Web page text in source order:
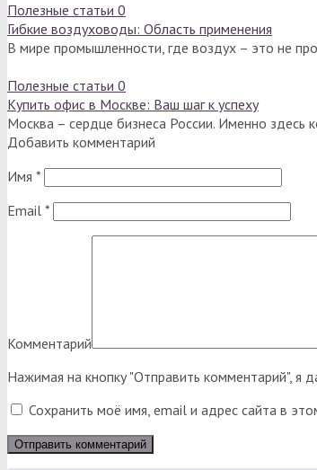
Полезные статьи 0
Гибкие воздуховоды: Область применения
В мире промышленности, где воздух – это не
Полезные статьи 0
Купить офис в Москве: Ваш шаг к успеху
Москва – сердце бизнеса России. Именно здесь
Добавить комментарий
Имя *
Email *
Комментарий
Нажимая на кнопку "Отправить комментарий", я
Сохранить моё имя, email и адрес сайта в